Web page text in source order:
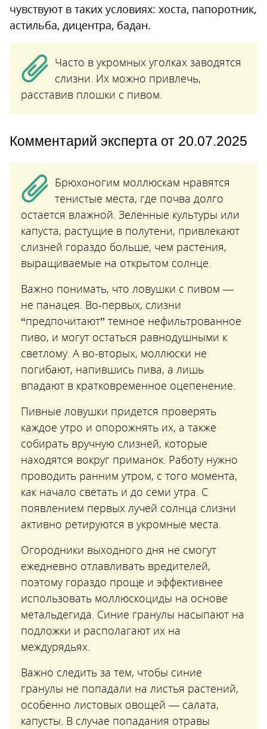
чувствуют в таких условиях: хоста, папоротник,
астильба, дицентра, бадан.
Часто в укромных уголках заводятся
слизни. Их можно привлечь,
расставив плошки с пивом.
Комментарий эксперта от 20.07.2025
Брюхоногим моллюскам нравятся
тенистые места, где почва долго
остается влажной. Зеленные культуры или
капуста, растущие в полутени, привлекают
слизней гораздо больше, чем растения,
выращиваемые на открытом солнце.
Важно понимать, что ловушки с пивом —
не панацея. Во-первых, слизни
“предпочитают” темное нефильтрованное
пиво, и могут остаться равнодушными к
светлому. А во-вторых, моллюски не
погибают, напившись пива, а лишь
впадают в кратковременное оцепенение.
Пивные ловушки придется проверять
каждое утро и опорожнять их, а также
собирать вручную слизней, которые
находятся вокруг приманок. Работу нужно
проводить ранним утром, с того момента,
как начало светать и до семи утра. С
появлением первых лучей солнца слизни
активно ретируются в укромные места.
Огородники выходного дня не смогут
ежедневно отлавливать вредителей,
поэтому гораздо проще и эффективнее
использовать моллюскоциды на основе
метальдегида. Синие гранулы насыпают на
подложки и располагают их на
междурядьях.
Важно следить за тем, чтобы синие
гранулы не попадали на листья растений,
особенно листовых овощей — салата,
капусты. В случае попадания отравы